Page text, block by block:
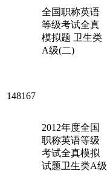
全国职称英语
等级考试全真
模拟题 卫生类
A级(二)
148167
2012年度全国
职称英语等级
考试全真模拟
试题卫生类A级